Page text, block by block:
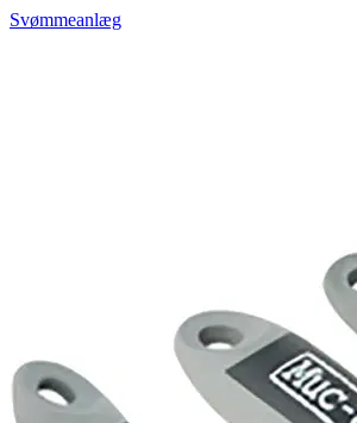
Svømmeanlæg